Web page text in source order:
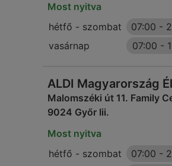
Most nyitva
hétfő - szombat
07:00 -
vasárnap
07:00 -
ALDI Magyarország
Malomszéki út 11. Family
9024 Győr Iii.
Most nyitva
hétfő - szombat
07:00 -